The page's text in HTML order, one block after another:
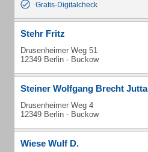
Gratis-Digitalcheck
Stehr Fritz
Drusenheimer Weg 51
12349 Berlin - Buckow
Steiner Wolfgang Brecht Jutta
Drusenheimer Weg 4
12349 Berlin - Buckow
Wiese Wulf D.